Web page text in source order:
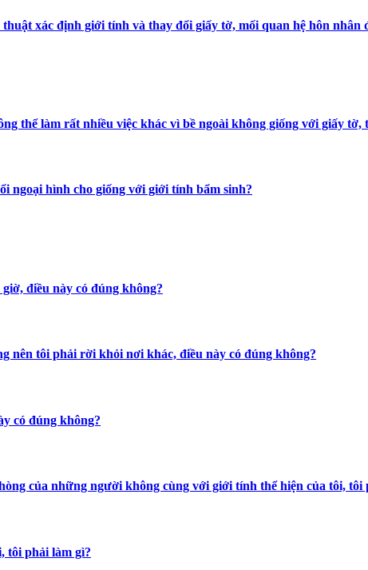
xác định giới tính và thay đổi giấy tờ, mối quan hệ hôn nhân
thể làm rất nhiều việc khác vì bề ngoài không giống với giấy tờ,
ngoại hình cho giống với giới tính bẩm sinh?
điều này có đúng không?
nên tôi phải rời khỏi nơi khác, điều này có đúng không?
có đúng không?
của những người không cùng với giới tính thể hiện của tôi, tôi
tôi phải làm gì?